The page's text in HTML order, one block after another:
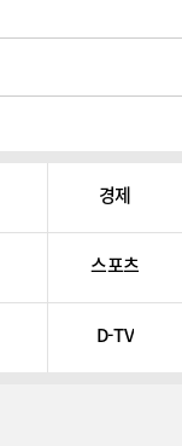
경제
스포츠
D-TV